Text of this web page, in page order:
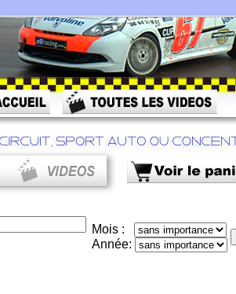
Mois :
Année: